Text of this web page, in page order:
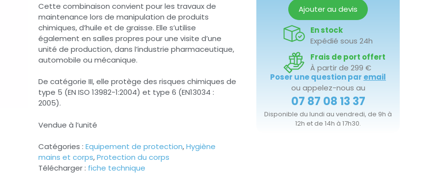
Cette combinaison convient pour les travaux de
maintenance lors de manipulation de produits
chimiques, d’huile et de graisse. Elle s’utilise
également en salles propres pour une visite d’une
unité de production, dans l’industrie pharmaceutique,
automobile ou mécanique.
De catégorie III, elle protège des risques chimiques de
type 5 (EN ISO 13982-1:2004) et type 6 (EN13034 :
2005).
Vendue à l’unité
Catégories : Equipement de protection,Hygiène
mains et corps,Protection du corps
Télécharger : fiche technique
Ajouter au devis
En stock
Expédié sous 24h
Frais de port offert
À partir de 299 €
Poser une question par email
ou appelez-nous au
07 87 08 13 37
Disponible du lundi au vendredi, de 9h à
12h et de 14h à 17h30.